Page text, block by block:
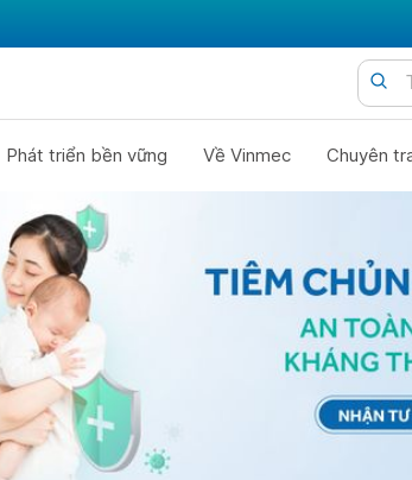
Phát triển bền vững Về Vinmec Chuyên